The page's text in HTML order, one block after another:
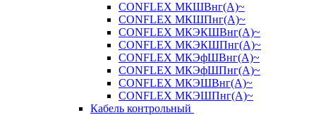
CONFLEX МКШВнг(А)~
CONFLEX МКШПнг(А)~
CONFLEX МКЭКШВнг(А)~
CONFLEX МКЭКШПнг(А)~
CONFLEX МКЭфШВнг(А)~
CONFLEX МКЭфШПнг(А)~
CONFLEX МКЭШВнг(А)~
CONFLEX МКЭШПнг(А)~
Кабель контрольный